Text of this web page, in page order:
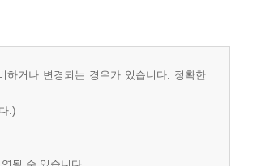
하거나 변경되는 경우가 있습니다. 정확한
.)